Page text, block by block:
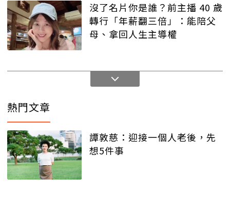
沒了名片你是誰？前主播 40 歲
轉行「年薪翻三倍」：能陪父
母、拿回人生主導權
熱門文章
譚敦慈：迎接一個人老後，先
想5件事